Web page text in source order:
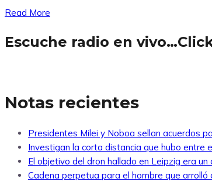
Read More
Escuche radio en
Notas recientes
Presidentes Milei y Noboa sellan acuerdos
Investigan la corta distancia que hubo entre
El objetivo del dron hallado en Leipzig era
Cadena perpetua para el hombre que arrolló